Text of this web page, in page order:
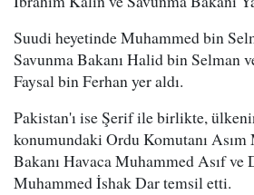
Suudi heyetinde Muhammed bin
Savunma Bakanı Halid bin Selman
Faysal bin Ferhan yer aldı.
Pakistan'ı ise Şerif ile birlikte,
konumundaki Ordu Komutanı Asım
Bakanı Havaca Muhammed Asıf ve
Muhammed İshak Dar temsil etti.